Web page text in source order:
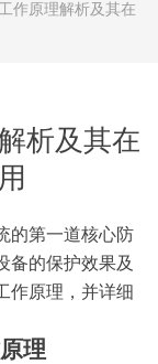
析及其在
的第一道核心防
备的保护效果及
作原理，并详细
理
作原理解析及其在